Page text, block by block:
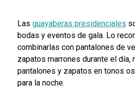
Las guayaberas presidenciales
bodas y eventos de gala. Lo
combinarlas con pantalones de
zapatos marrones durante el día,
pantalones y zapatos en tonos
para la noche.